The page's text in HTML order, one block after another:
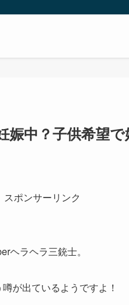
中？子供希望
スポンサーリンク
ヘラヘラ三銃士。
噂が出ているようですよ！